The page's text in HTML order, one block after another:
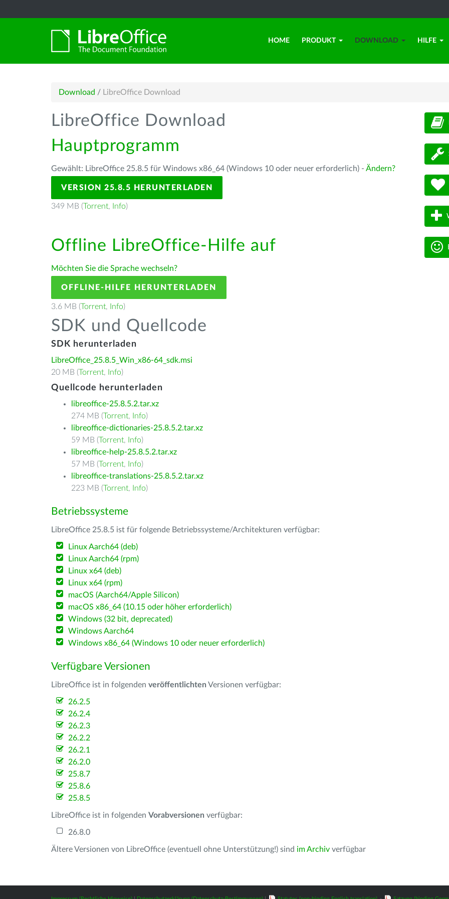
HOME PRODUKT DOWNLOAD HILFE
Download / LibreOffice Download
LibreOffice Download
Hauptprogramm
Gewählt: LibreOffice 25.8.5 für Windows x86_64 (Windows 10 oder neuer erforderlich) - Ändern?
VERSION 25.8.5 HERUNTERLADEN
349 MB (Torrent, Info)
Offline LibreOffice-Hilfe auf
Möchten Sie die Sprache wechseln?
OFFLINE-HILFE HERUNTERLADEN
3.6 MB (Torrent, Info)
SDK und Quellcode
SDK herunterladen
LibreOffice_25.8.5_Win_x86-64_sdk.msi
20 MB (Torrent, Info)
Quellcode herunterladen
libreoffice-25.8.5.2.tar.xz
274 MB (Torrent, Info)
libreoffice-dictionaries-25.8.5.2.tar.xz
59 MB (Torrent, Info)
libreoffice-help-25.8.5.2.tar.xz
57 MB (Torrent, Info)
libreoffice-translations-25.8.5.2.tar.xz
223 MB (Torrent, Info)
Betriebssysteme
LibreOffice 25.8.5 ist für folgende Betriebssysteme/Architekturen verfügbar:
Linux Aarch64 (deb)
Linux Aarch64 (rpm)
Linux x64 (deb)
Linux x64 (rpm)
macOS (Aarch64/Apple Silicon)
macOS x86_64 (10.15 oder höher erforderlich)
Windows (32 bit, deprecated)
Windows Aarch64
Windows x86_64 (Windows 10 oder neuer erforderlich)
Verfügbare Versionen
LibreOffice ist in folgenden veröffentlichten Versionen verfügbar:
26.2.5
26.2.4
26.2.3
26.2.2
26.2.1
26.2.0
25.8.7
25.8.6
25.8.5
LibreOffice ist in folgenden Vorabversionen verfügbar:
26.8.0
Ältere Versionen von LibreOffice (eventuell ohne Unterstützung!) sind im Archiv verfügbar